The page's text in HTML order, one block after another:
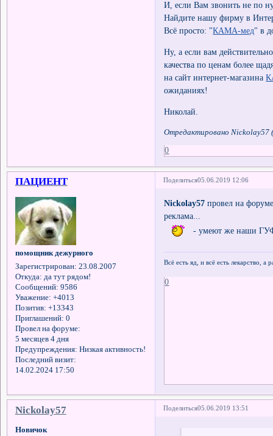
И, если Вам звонить не по
Найдите нашу фирму в
Всё просто: "КАМА-мед" в
Ну, а если вам
качества по ценам более
на сайт интернет-магазина
ожиданиях!
Николай.
Отредактировано Nickolay57
0
Поделиться05.06.2019 12:06
ПАЦИЕНТ
помощник дежурного
Зарегистрирован: 23.08.2007
Откуда: да тут рядом!
Сообщений: 9586
Уважение: +4013
Позитив: +13343
Приглашений: 0
Провел на форуме:
5 месяцев 4 дня
Предупреждения: Низкая активность!
Последний визит:
14.02.2024 17:50
Nickolay57 провел на
реклама...
- умеют же наши
Всё есть яд, и всё есть лекарство,
0
Поделиться05.06.2019 13:51
Nickolay57
Новичок